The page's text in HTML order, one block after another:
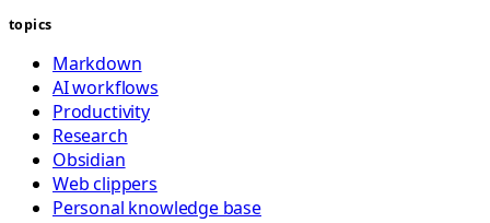
topics
Markdown
AI workflows
Productivity
Research
Obsidian
Web clippers
Personal knowledge base